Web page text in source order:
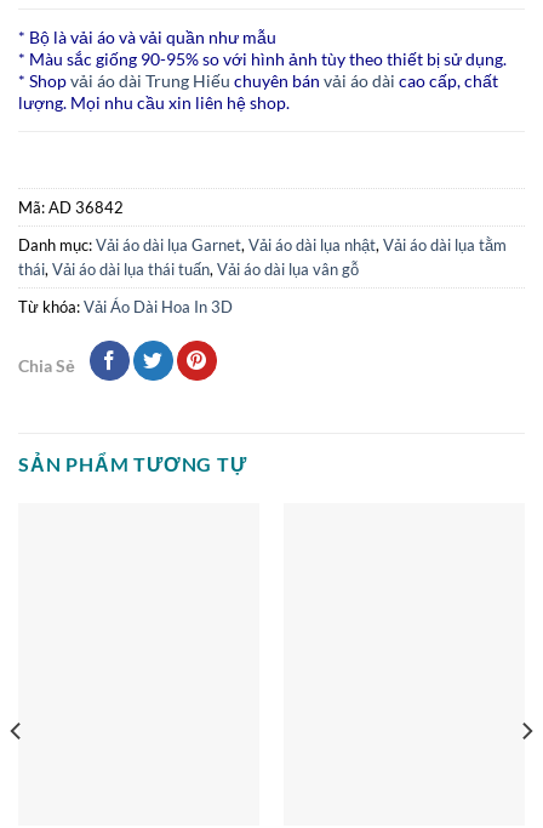
* Bộ là vải áo và vải quần như mẫu
* Màu sắc giống 90-95% so với hình ảnh tùy theo thiết bị sử dụng.
* Shopvải áo dài Trung Hiếu chuyên bán vải áo dài cao cấp, chất
lượng. Mọi nhu cầu xin liên hệ shop.
Mã:AD 36842
Danh mục:Vải áo dài lụa Garnet, Vải áo dài lụa nhật, Vải áo dài lụa tằm
thái, Vải áo dài lụa thái tuấn, Vải áo dài lụa vân gỗ
Từ khóa:Vải Áo Dài Hoa In 3D
Chia Sẻ
SẢN PHẨM TƯƠNG TỰ